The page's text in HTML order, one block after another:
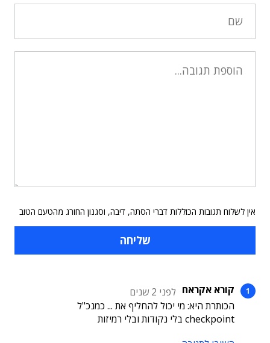
אין לשלוח תגובות הכוללות דברי הסתה, דיבה, וסגנון החורג מהטעם הטוב
קורא אקראח לפני 2 שנים
הכותרת היא: מי יכול להחליף את ... כמנכ"ל
checkpoint בלי נקודות ובלי רמיזות